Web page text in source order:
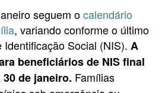
seguem ocalendário
, variando conforme o último
Social (NIS). A
beneficiários de NIS final
de janeiro. Famílias